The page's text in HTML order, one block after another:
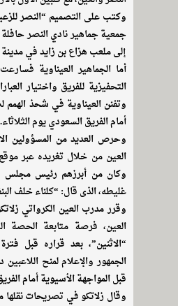
وكتب على التصميم “النصر
جمعية جماهير نادي النصر
إلى ملعب هزاع بن زايد في مدينة
أما الجماهير العيناوية
التحفيزية للفريق واختيار
وتفنن العيناوية في شحذ
أمام الفريق السعودي يوم الثلاثاء.
وحرص العديد من المسؤولين
العين من خلال تغريده عبر
وكان من أبرزهم رئيس مجلس
غليطه، الذى قال: “كلناء خلف
وقرر مدرب العين الكرواتي
العين، فرصة متابعة الحصة
“الاثنين”، بعد قراره قبل
الجمهور والإعلام لمنح
قبل المواجهة الأسيوية أمام
وقال زلاتكو في تصريحات نقلها